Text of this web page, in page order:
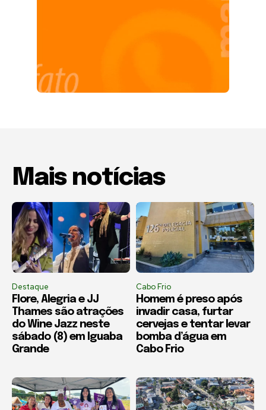
Mais notícias
Destaque
Flore, Alegria e JJ
Thames são atrações
do Wine Jazz neste
sábado (8) em Iguaba
Grande
Cabo Frio
Homem é preso após
invadir casa, furtar
cervejas e tentar levar
bomba d’água em
Cabo Frio